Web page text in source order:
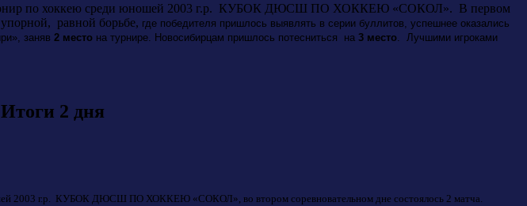
турнир по хоккею среди юношей 2003 г.р. КУБОК ДЮСШ ПО ХОККЕЮ «СОКОЛ». В первом
равной борьбе, где победителя пришлось выявлять в серии буллитов, успешнее оказались
заняв 2 место на турнире. Новосибирцам пришлось потесниться на 3 место . Лучшими игроками
2 дня
2003 г.р. КУБОК ДЮСШ ПО ХОККЕЮ «СОКОЛ», во втором соревновательном дне состоялось 2 матча.